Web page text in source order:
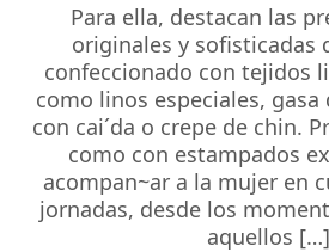
Para ella, destacan las
originales y sofisticadas
confeccionado con tejidos
como linos especiales, gasa
con cai´da o crepe de chin.
como con estampados
acompan~ar a la mujer en
jornadas, desde los
aquellos […]